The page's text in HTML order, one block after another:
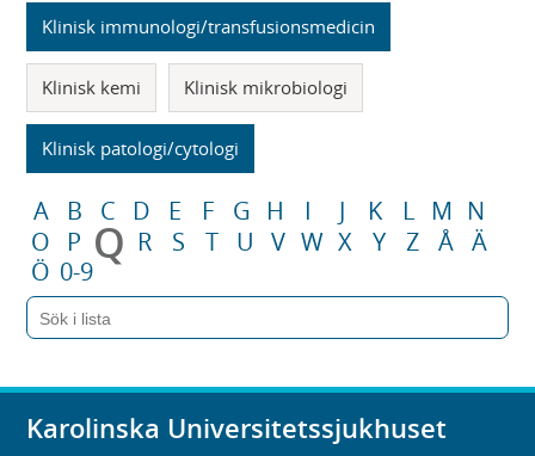
Klinisk immunologi/transfusionsmedicin
Klinisk kemi Klinisk mikrobiologi
Klinisk patologi/cytologi
A B C D E F G H I J K L M N
O
P Q R S T U V W X Y Z Å Ä
Ö 0-9
Karolinska Universitetssjukhuset